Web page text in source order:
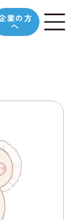
業の方
へ